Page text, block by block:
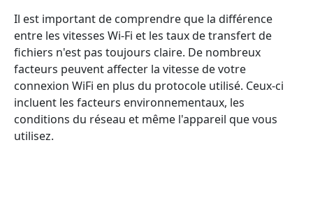
Il est important de comprendre que la différence
entre les vitesses Wi-Fi et les taux de transfert de
fichiers n'est pas toujours claire. De nombreux
facteurs peuvent affecter la vitesse de votre
connexion WiFi en plus du protocole utilisé. Ceux-ci
incluent les facteurs environnementaux, les
conditions du réseau et même l'appareil que vous
utilisez.